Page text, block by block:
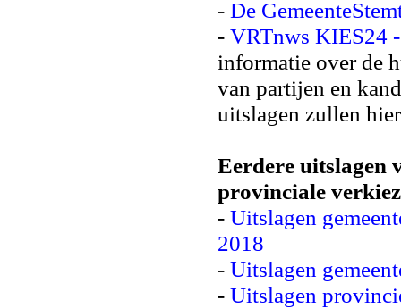
- De
- VRTnws KIES24
informatie over de
van partijen en
uitslagen zullen
Eerdere uitslagen
provinciale
- Uitslagen
2018
- Uitslagen
- Uitslagen